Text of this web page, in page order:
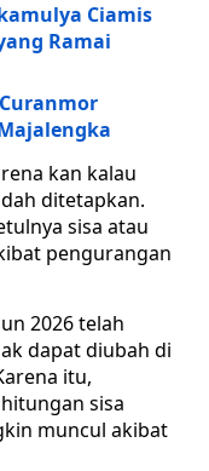
Ciamis
Ramai
kan kalau
ditetapkan.
sisa atau
pengurangan
2026 telah
dapat diubah di
itu,
sisa
muncul akibat